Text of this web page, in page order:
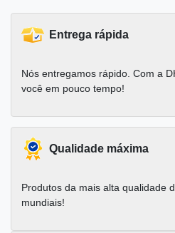
Entrega rápida
Nós entregamos rápido. Com a
você em pouco tempo!
Qualidade máxima
Produtos da mais alta qualidade
mundiais!